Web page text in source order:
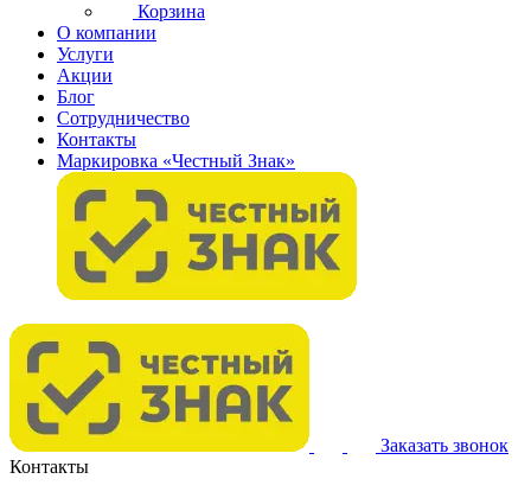
Корзина
О компании
Услуги
Акции
Блог
Сотрудничество
Контакты
Маркировка «Честный Знак»
Заказать звонок
Контакты